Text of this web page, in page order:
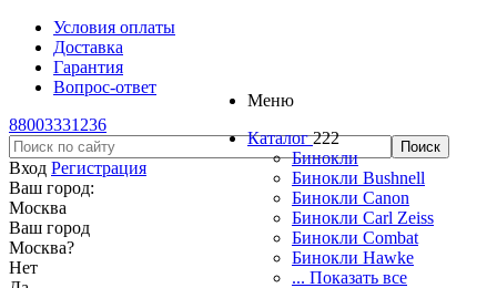
Условия оплаты
Доставка
Гарантия
Вопрос-ответ
88003331236
Вход Регистрация
Ваш город:
Москва
Ваш город
Москва?
Нет
Меню
Каталог 222
Бинокли
Бинокли Bushnell
Бинокли Canon
Бинокли Carl Zeiss
Бинокли Combat
Бинокли Hawke
... Показать все